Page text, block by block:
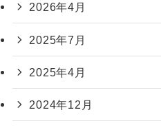
2026年4月
2025年7月
2025年4月
2024年12月